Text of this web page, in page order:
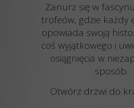
Zanurz się w
trofeów, gdzie każdy
opowiada swoją
coś wyjątkowego i
osiągnięcia w
sposób.
Otwórz drzwi do